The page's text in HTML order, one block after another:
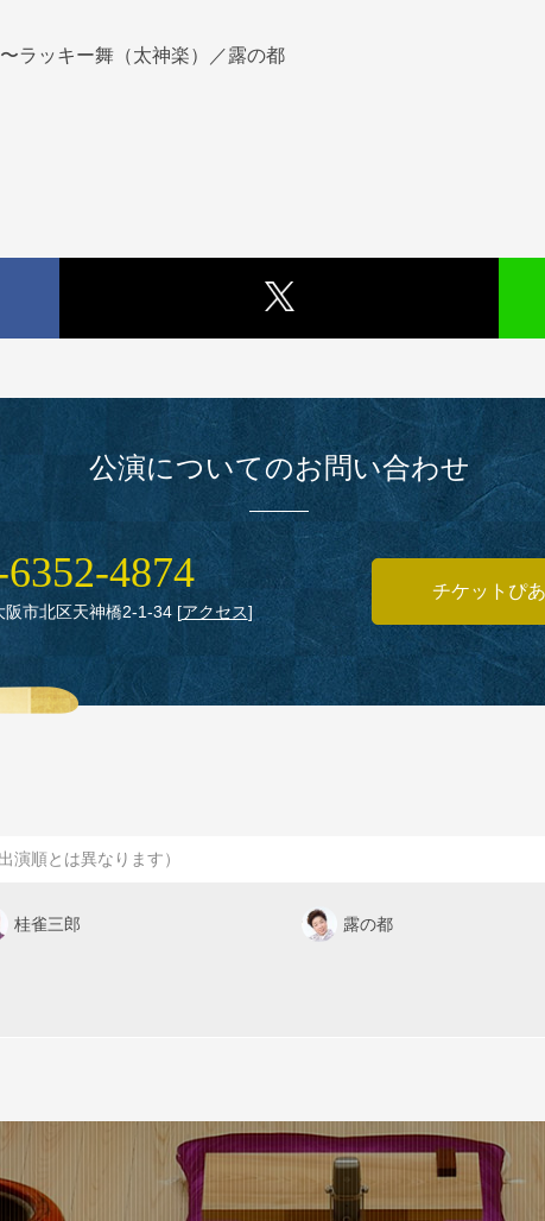
ラッキー舞（太神楽）／露の都
公演についてのお問い合わせ
市北区天神橋2‑1‑34[アクセス]
チケットぴ
順とは異なります）
桂雀三郎 露の都